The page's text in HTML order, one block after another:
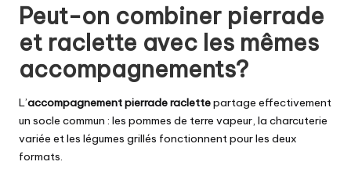
Peut-on combiner pierrade
et raclette avec les mêmes
accompagnements?
L’accompagnement pierrade raclettepartage effectivement
un socle commun : les pommes de terre vapeur, la charcuterie
variée et les légumes grillés fonctionnent pour les deux
formats.